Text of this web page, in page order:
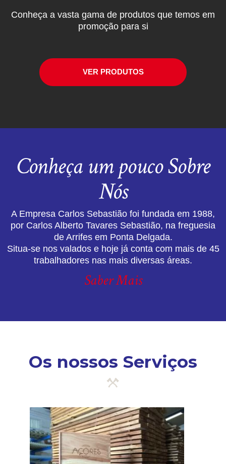
Conheça a vasta gama de produtos que temos em
promoção para si
VER PRODUTOS
Conheça um pouco Sobre
Nós
A Empresa Carlos Sebastião foi fundada em 1988,
por Carlos Alberto Tavares Sebastião, na freguesia
de Arrifes em Ponta Delgada.
Situa-se nos valados e hoje já conta com mais de 45
trabalhadores nas mais diversas áreas.
Saber Mais
Os nossos Serviços